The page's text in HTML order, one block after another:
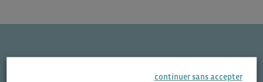
continuer sans accepter